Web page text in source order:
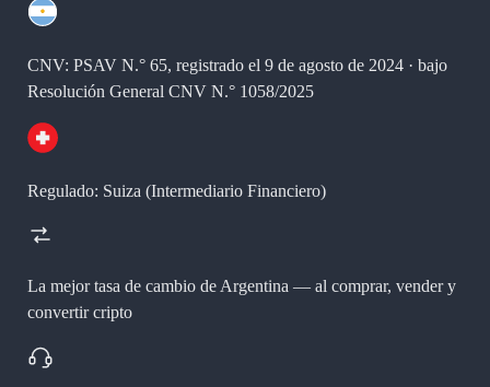
CNV: PSAV N.° 65, registrado el 9 de agosto de 2024 · bajo
Resolución General CNV N.° 1058/2025
Regulado: Suiza (Intermediario Financiero)
La mejor tasa de cambio de Argentina — al comprar, vender y
convertir cripto